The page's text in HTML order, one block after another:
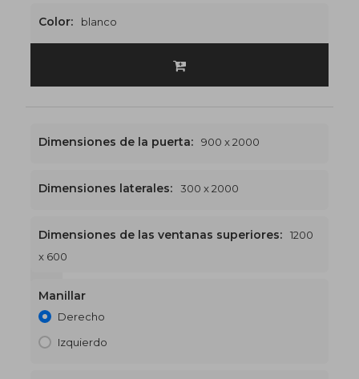
Color: blanco
Dimensiones de la puerta: 900 x 2000
Dimensiones laterales: 300 x 2000
Dimensiones de las ventanas superiores:
1200
x 600
Manillar
Derecho
Izquierdo